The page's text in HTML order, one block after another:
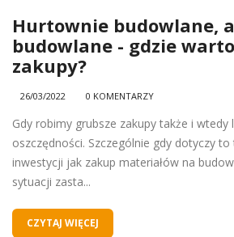
Hurtownie budowlane,
budowlane - gdzie
zakupy?
26/03/2022 0 KOMENTARZY
Gdy robimy grubsze zakupy także i wtedy
oszczędności. Szczególnie gdy dotyczy
inwestycji jak zakup materiałów na
sytuacji zasta...
CZYTAJ WIĘCEJ